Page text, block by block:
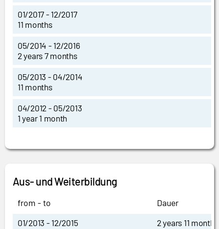
01/2017 - 12/2017
11 months
05/2014 - 12/2016
2 years 7 months
05/2013 - 04/2014
11 months
04/2012 - 05/2013
1 year 1 month
Aus- und Weiterbildung
from - to
Dauer
01/2013 - 12/2015
2 years 11 months